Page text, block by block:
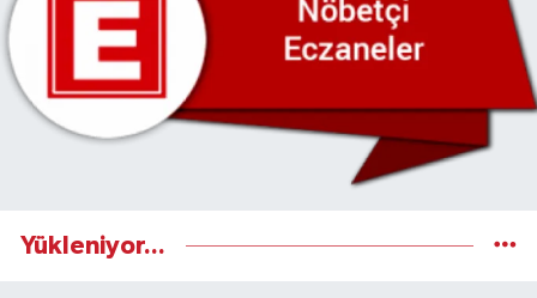
Yükleniyor...